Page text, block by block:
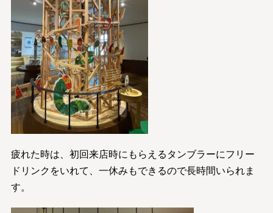
疲れた時は、初回来店時にもらえるタンブラーにフリー
ドリンクをいれて、一休みもできるので長時間いられま
す。